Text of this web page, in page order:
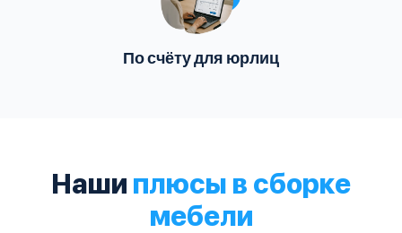
По счёту для юрлиц
Наши плюсы в сборке
мебели